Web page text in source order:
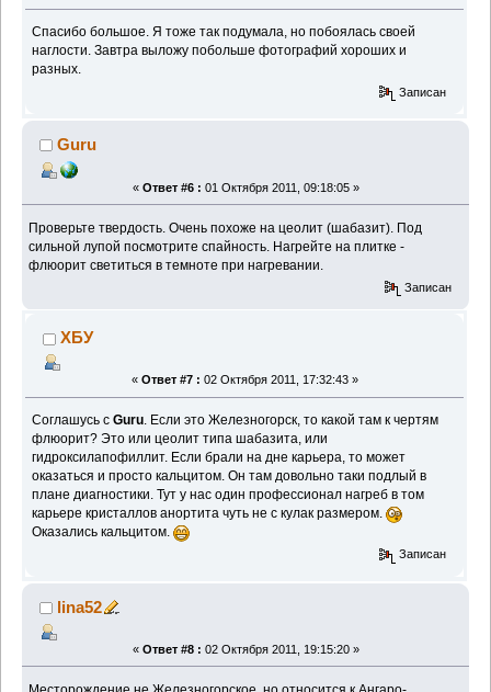
Спасибо большое. Я тоже так подумала, но побоялась своей
наглости. Завтра выложу побольше фотографий хороших и
разных.
Записан
Guru
« Ответ #6 : 01 Октября 2011, 09:18:05 »
Проверьте твердость. Очень похоже на цеолит (шабазит). Под
сильной лупой посмотрите спайность. Нагрейте на плитке -
флюорит светиться в темноте при нагревании.
Записан
ХБУ
« Ответ #7 : 02 Октября 2011, 17:32:43 »
Соглашусь сGuru. Если это Железногорск, то какой там к чертям
флюорит? Это или цеолит типа шабазита, или
гидроксилапофиллит. Если брали на дне карьера, то может
оказаться и просто кальцитом. Он там довольно таки подлый в
плане диагностики. Тут у нас один профессионал нагреб в том
карьере кристаллов анортита чуть не с кулак размером.
Оказались кальцитом.
Записан
lina52
« Ответ #8 : 02 Октября 2011, 19:15:20 »